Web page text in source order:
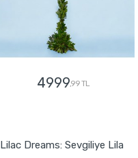
4999,99 TL
Lilac Dreams: Sevgiliye Lila